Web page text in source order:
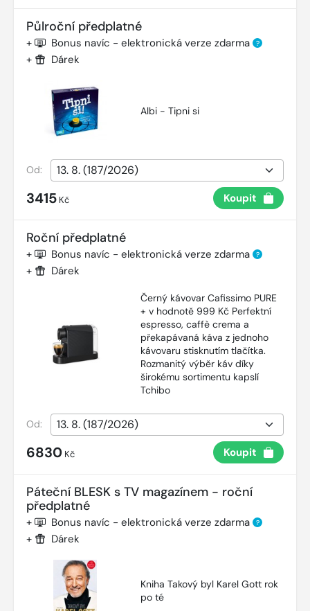
Půlroční předplatné
+ Bonus navíc - elektronická verze zdarma ?
+ Dárek
Albi - Tipni si
Od:
3415 Kč Koupit
Roční předplatné
+ Bonus navíc - elektronická verze zdarma ?
+ Dárek
Černý kávovar Cafissimo PURE
+ v hodnotě 999 Kč Perfektní
espresso, caffè crema a
překapávaná káva z jednoho
kávovaru stisknutím tlačítka.
Rozmanitý výběr káv díky
širokému sortimentu kapslí
Tchibo
Od:
6830 Kč Koupit
Páteční BLESK s TV magazínem - roční
předplatné
+ Bonus navíc - elektronická verze zdarma ?
+ Dárek
Kniha Takový byl Karel Gott rok
po té